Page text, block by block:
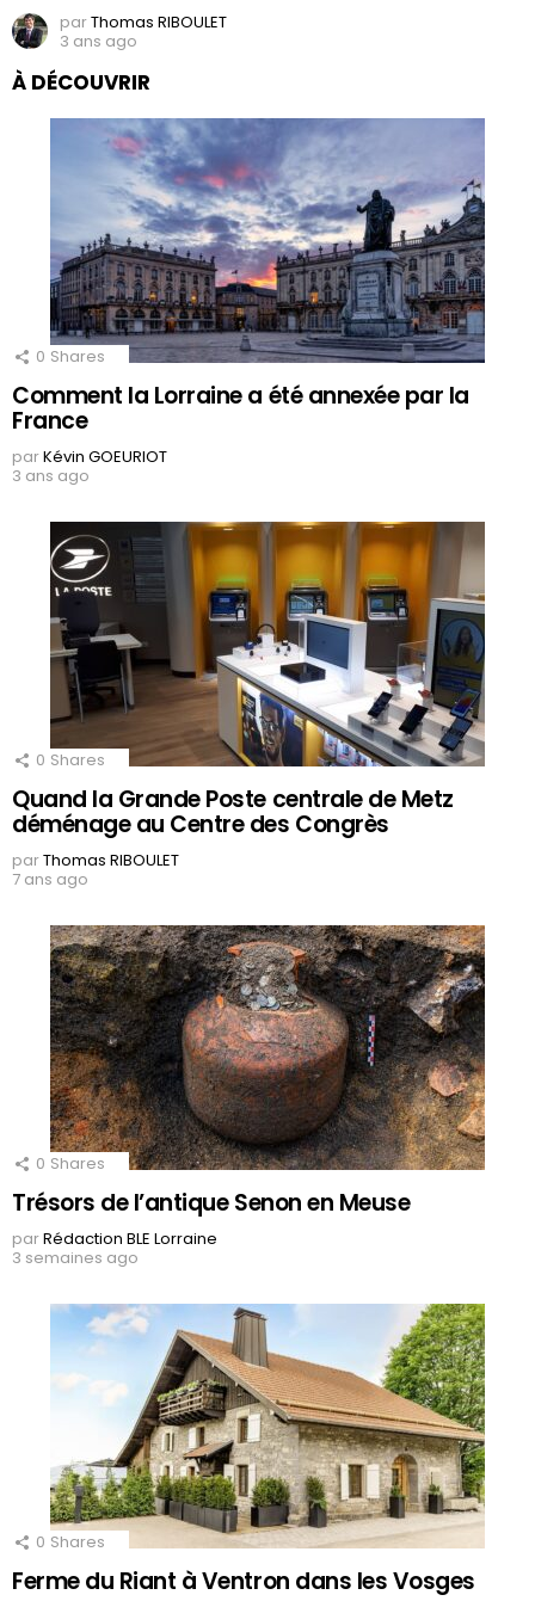
parThomas RIBOULET
3 ans ago
À DÉCOUVRIR
0 Shares
Comment la Lorraine a été annexée par la
France
parKévin GOEURIOT
3 ans ago
0 Shares
Quand la Grande Poste centrale de Metz
déménage au Centre des Congrès
parThomas RIBOULET
7 ans ago
0 Shares
Trésors de l’antique Senon en Meuse
parRédaction BLE Lorraine
3 semaines ago
0 Shares
Ferme du Riant à Ventron dans les Vosges